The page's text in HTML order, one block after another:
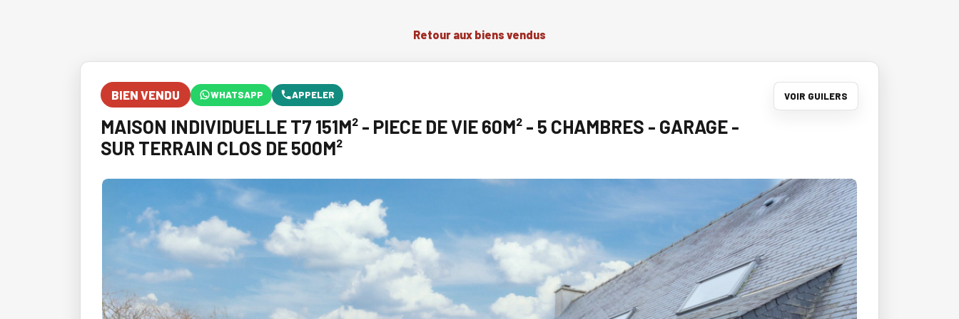
Retour aux biens vendus
BIEN VENDU WHATSAPP APPELER
MAISON INDIVIDUELLE T7 151M² - PIECE DE VIE 60M² - 5 CHAMBRES - GARAGE -
SUR TERRAIN CLOS DE 500M²
VOIR GUILERS